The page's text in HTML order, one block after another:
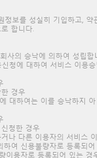
보를 성실히 기입하고,
합니다.
사의 승낙에 의하여 성립합
청에 대하여 서비스 이용
경우
대하여는 이를 승낙하지
청한 경우
나 다른 이용자의 서비스
여 신용불량자로 등록되
이용자로 등록되어 있는 경